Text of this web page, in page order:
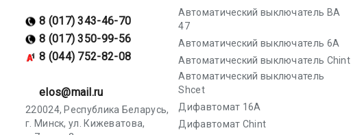
8 (017) 343-46-70
8 (017) 350-99-56
8 (044) 752-82-08
elos@mail.ru
220024, Республика Беларусь,
г. Минск, ул. Кижеватова,
Автоматический выключатель ВА
47
Автоматический выключатель 6А
Автоматический выключатель Chint
Автоматический выключатель
Shcet
Дифавтомат 16А
Дифавтомат Chint